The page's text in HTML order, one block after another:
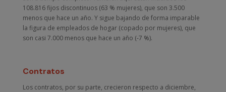
108.816 fijos discontinuos (63 % mujeres), que son 3.500
menos que hace un año. Y sigue bajando de forma imparable
la figura de empleados de hogar (copado por mujeres), que
son casi 7.000 menos que hace un año (-7 %).
Contratos
Los contratos, por su parte, crecieron respecto a diciembre,